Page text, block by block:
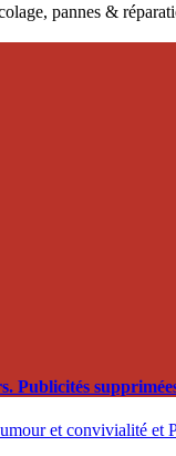
pannes &
Publicités
et convivialité et